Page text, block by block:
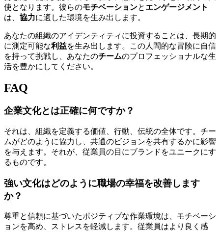
使となります。彼らのモチベーションと エンゲージメント
は、 協力に適した環境を生み出します。
あなたの組織のアイデンティティに投資することは、長期的
に測定可能な利益を生み出します。この人間的な冒険に自信
を持って挑戦し、あなたのチームのプロフェッショナルな生
活を豊かにしてください。
FAQ
企業文化とは正確に何ですか？
それは、組織を定義する価値、行動、伝統の全体です。チー
ムがどのように協力し、共通のビジョンを共有するかに影響
を与えます。それが、従業員の目にブランドをユニークにす
るものです。
強い文化はどのように職場の幸福を改善します
か？
尊重と信頼に基づいたポジティブな作業環境は、モチベーシ
ョンを高め、ストレスを軽減します。従業員はより良く感